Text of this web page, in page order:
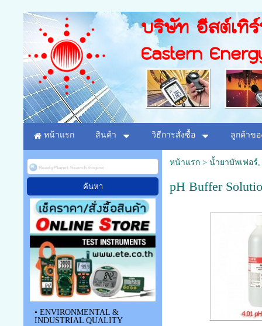
บริษัท อีสต์เทิ
Eastern
หน้าแรก สินค้า วิธีการสั่งซื้อ ลูกค้าขอ
• ENVIRONMENTAL &
INDUSTRIAL QUALITY
หน้าแรก> น้ำยาบัพเฟอร์
pH Buffer